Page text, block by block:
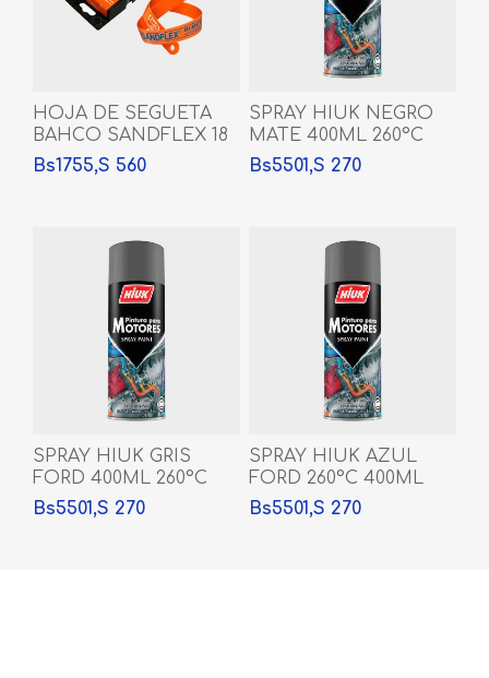
HOJA DE SEGUETA
BAHCO SANDFLEX 18
DTE
Bs1755,S 560
SPRAY HIUK NEGRO
MATE 400ML 260°C
Bs5501,S 270
SPRAY HIUK GRIS
FORD 400ML 260°C
Bs5501,S 270
SPRAY HIUK AZUL
FORD 260°C 400ML
Bs5501,S 270